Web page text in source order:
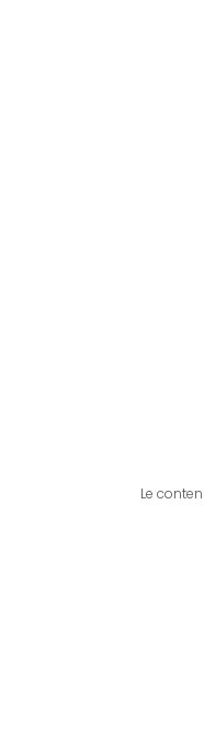
Le